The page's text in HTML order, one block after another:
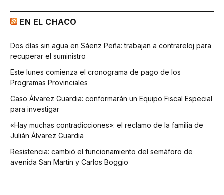
EN EL CHACO
Dos días sin agua en Sáenz Peña: trabajan a contrareloj para
recuperar el suministro
Este lunes comienza el cronograma de pago de los
Programas Provinciales
Caso Álvarez Guardia: conformarán un Equipo Fiscal Especial
para investigar
«Hay muchas contradicciones»: el reclamo de la familia de
Julián Álvarez Guardia
Resistencia: cambió el funcionamiento del semáforo de
avenida San Martín y Carlos Boggio